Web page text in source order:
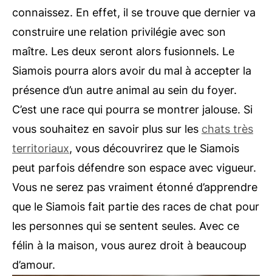
connaissez. En effet, il se trouve que dernier va
construire une relation privilégie avec son
maître. Les deux seront alors fusionnels. Le
Siamois pourra alors avoir du mal à accepter la
présence d’un autre animal au sein du foyer.
C’est une race qui pourra se montrer jalouse. Si
vous souhaitez en savoir plus sur les chats très
territoriaux, vous découvrirez que le Siamois
peut parfois défendre son espace avec vigueur.
Vous ne serez pas vraiment étonné d’apprendre
que le Siamois fait partie des races de chat pour
les personnes qui se sentent seules. Avec ce
félin à la maison, vous aurez droit à beaucoup
d’amour.